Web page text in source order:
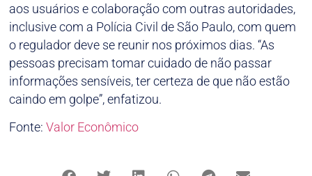
aos usuários e colaboração com outras autoridades,
inclusive com a Polícia Civil de São Paulo, com quem
o regulador deve se reunir nos próximos dias. “As
pessoas precisam tomar cuidado de não passar
informações sensíveis, ter certeza de que não estão
caindo em golpe”, enfatizou.
Fonte:Valor Econômico